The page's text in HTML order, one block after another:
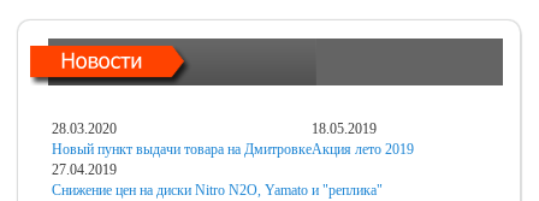
28.03.2020
Новый пункт выдачи товара на Дмитровке
18.05.2019
Акция лето 2019
27.04.2019
Снижение цен на диски Nitro N2O, Yamato и "реплика"